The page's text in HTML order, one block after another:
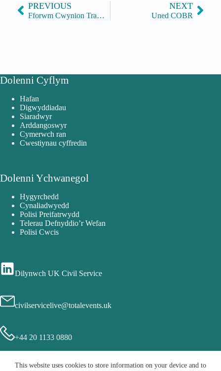
This website uses cookies to store information on your device and to
PREVIOUS
Fforwm Cwynion Trawslywodraeth
NEXT
Uned COBR
Dolenni Cyflym
Hafan
Digwyddiadau
Siaradwyr
Arddangoswyr
Cymerwch ran
Cwestiynau cyffredin
Dolenni Ychwanegol
Hygyrchedd
Cynaliadwyedd
Polisi Preifatrwydd
Telerau Defnyddio’r Wefan
Polisi Cwcis
Dilynwch UK Civil Service
civilservicelive@totalevents.uk
+44 20 1133 0880